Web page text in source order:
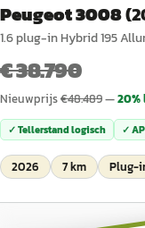
Peugeot 3008(
1.6 plug-in Hybrid 195
€ 38.790
Nieuwprijs€48.489—20%
✓ Tellerstand logisch ✓
2026 7 km Plug-